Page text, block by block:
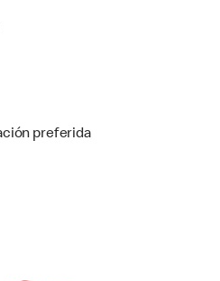
preferida